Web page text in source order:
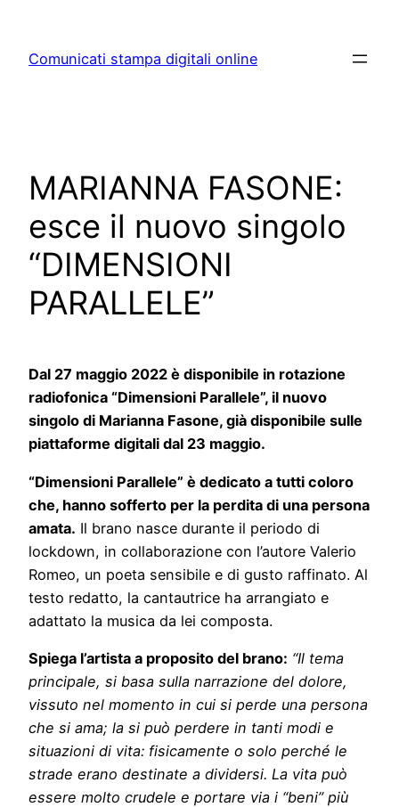
content
Comunicati stampa digitali online
MARIANNA FASONE:
esce il nuovo singolo
“DIMENSIONI
PARALLELE”
Dal 27 maggio 2022 è disponibile in rotazione
radiofonica “Dimensioni Parallele”, il nuovo
singolo di Marianna Fasone, già disponibile sulle
piattaforme digitali dal 23 maggio.
“Dimensioni Parallele” è dedicato a tutti coloro
che, hanno sofferto per la perdita di una persona
amata. Il brano nasce durante il periodo di
lockdown, in collaborazione con l’autore Valerio
Romeo, un poeta sensibile e di gusto raffinato. Al
testo redatto, la cantautrice ha arrangiato e
adattato la musica da lei composta.
Spiega l’artista a proposito del brano: “Il tema
principale, si basa sulla narrazione del dolore,
vissuto nel momento in cui si perde una persona
che si ama; la si può perdere in tanti modi e
situazioni di vita: fisicamente o solo perché le
strade erano destinate a dividersi. La vita può
essere molto crudele e portare via i “beni” più